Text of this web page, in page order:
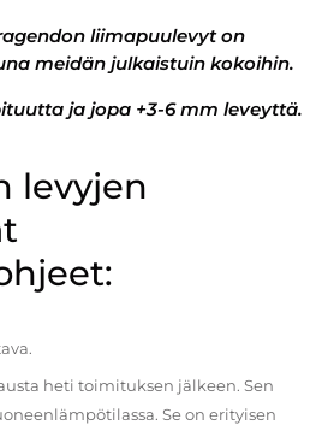
liimapuulevyt on
meidän julkaistuin kokoihin.
ja jopa +3-6 mm leveyttä.
levyjen
heti toimituksen jälkeen. Sen
Se on erityisen